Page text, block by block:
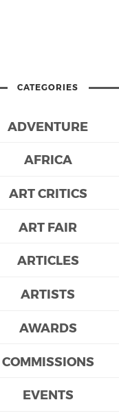
CATEGORIES
ADVENTURE
AFRICA
ART CRITICS
ART FAIR
ARTICLES
ARTISTS
AWARDS
COMMISSIONS
EVENTS